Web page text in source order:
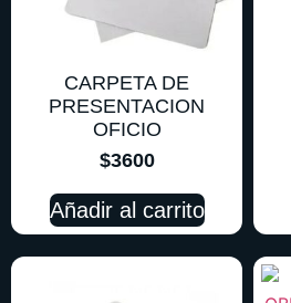
CARPETA DE
PRESENTACION
OFICIO
$3600
Añadir al carrito